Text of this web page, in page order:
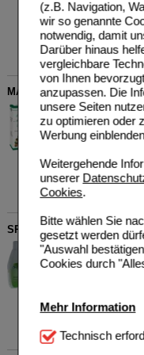
(z.B. Navigation,
wir so genannte
notwendig, damit
Darüber hinaus
vergleichbare
von Ihnen
anzupassen. Die
unsere Seiten
zu optimieren oder
Werbung
Weitergehende
unserer
Cookies.
Bitte wählen Sie
gesetzt werden
"Auswahl
Cookies durch
Mehr Information
Technisch
Technisch
MASSAGE-ÖL 100%
Groß GmbH
10245932
100 ml Öl
SPITZNER Massageöl
W. Spitzner
GmbH